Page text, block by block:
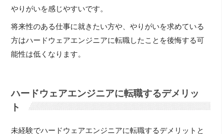
やりがいを感じやすいです。
将来性のある仕事に就きたい方や、やりがいを求めている
方はハードウェアエンジニアに転職したことを後悔する可
能性は低くなります。
ハードウェアエンジニアに転職するデメリッ
ト
未経験でハードウェアエンジニアに転職するデメリットと